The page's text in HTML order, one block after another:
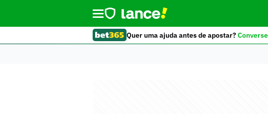
Quer uma ajuda antes de apostar?